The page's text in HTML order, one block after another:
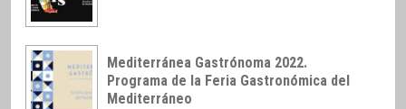
Mediterránea Gastrónoma 2022.
Programa de la Feria Gastronómica del
Mediterráneo